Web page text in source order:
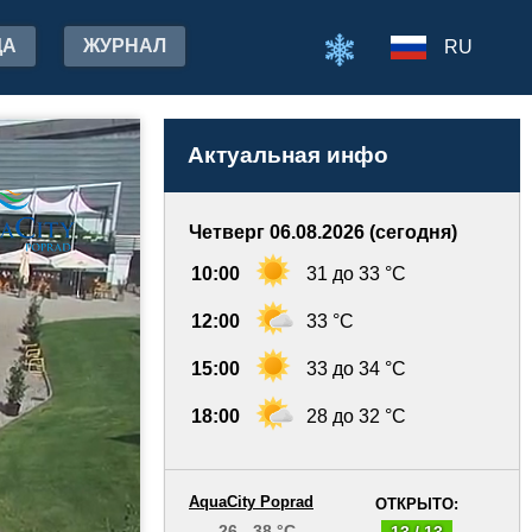
ЖУРНАЛ RU
Актуальная инфо
Четверг 06.08.2026 (сегодня)
10:00 31 до 33 °C
12:00 33 °C
15:00 33 до 34 °C
18:00 28 до 32 °C
ОТКРЫТО:
AquaCity Poprad